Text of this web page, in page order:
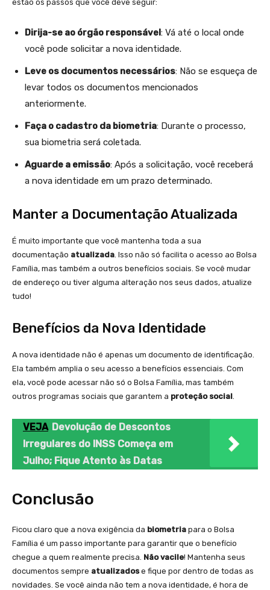
estão os passos que você deve seguir:
Dirija-se ao órgão responsável: Vá até o local onde
você pode solicitar a nova identidade.
Leve os documentos necessários: Não se esqueça de
levar todos os documentos mencionados
anteriormente.
Faça o cadastro da biometria: Durante o processo,
sua biometria será coletada.
Aguarde a emissão: Após a solicitação, você receberá
a nova identidade em um prazo determinado.
Manter a Documentação Atualizada
É muito importante que você mantenha toda a sua
documentação atualizada. Isso não só facilita o acesso ao Bolsa
Família, mas também a outros benefícios sociais. Se você mudar
de endereço ou tiver alguma alteração nos seus dados, atualize
tudo!
Benefícios da Nova Identidade
A nova identidade não é apenas um documento de identificação.
Ela também amplia o seu acesso a benefícios essenciais. Com
ela, você pode acessar não só o Bolsa Família, mas também
outros programas sociais que garantem a proteção social.
VEJA Devolução de Descontos
Irregulares do INSS Começa em
Julho; Fique Atento às Datas
Conclusão
Ficou claro que a nova exigência da biometria para o Bolsa
Família é um passo importante para garantir que o benefício
chegue a quem realmente precisa. Não vacile! Mantenha seus
documentos sempre atualizadose fique por dentro de todas as
novidades. Se você ainda não tem a nova identidade, é hora de